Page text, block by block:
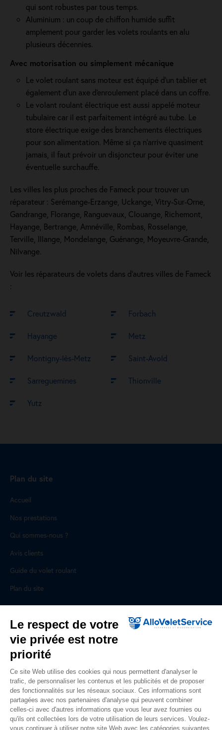
qui sont robustes par tous temps.
Aluminium : un coup de chiffon humide suffit
amplement pour garder les volets roulants en alu
plusieurs décennies.
Avec motorisation ou simplement mécanique
Le volet roulant sans moteur est équipé d'un tablier et
également d'un axe d'enroulement placé dans un coffre.
Le volant roulant électrique est aussi appelé moteur
tubulaire car il est parfaitement intégré au tube. Le
store électrique exige des branchements électriques
pour son alimentation. Même si ça n'arrive quasiment
jamais, il faut prévoir un disjoncteur pour éviter une
éventuelle surchauffe.
Les villes les plus proches de Fameck pour trouver un
réparateur : Serémange-Erzange, Uckange, Vitry-Sur-Orne,
Gandrange, Florange, Ranguevaux, Clouange, Richemont,
Hayange, Bertrange, Amnéville, Rombas, Rosselange,
Terville, Illange, Mondelange, Guénange, Moyeuvre-Grande,
Nilvange.
Voir les réparateurs de volets dans d’autres villes de Fameck
:
Creutzwald Forbach
Hayange Metz
Montigny-lès-Metz Saint-Avold
Sarreguemines Thionville
Yutz
Plan du site
Accueil
Nos prestations
Qui sommes-nous ?
Avis clients
Guide du volet roulant
Plan du site
Pour les professionnels
Professionnels, des prestations ad hoc
Rejoignez un réseau national, nous recrutons !
Liens utiles
Mentions légales
Données personnelles
Le respect de votre
vie privée est notre
priorité
Ce site Web utilise des cookies qui nous permettent d'analyser le
trafic, de personnaliser les contenus et les publicités et de proposer
des fonctionnalités sur les réseaux sociaux. Ces informations sont
partagées avec nos partenaires d'analyse qui peuvent combiner
celles-ci avec d'autres informations que vous leur avez fournies ou
qu'ils ont collectées lors de votre utilisation de leurs services. Voulez-
vous continuer à utiliser notre site Web avec les catégories suivantes